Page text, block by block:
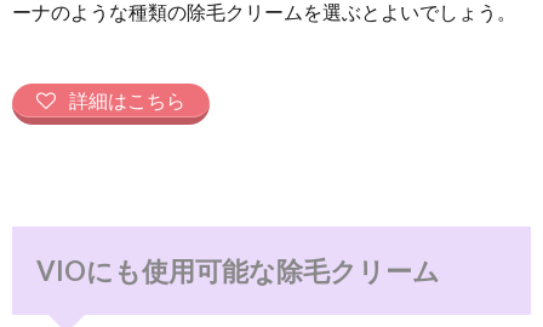
ーナのような種類の除毛クリームを選ぶとよいでしょう。
詳細はこちら
VIOにも使用可能な除毛クリーム